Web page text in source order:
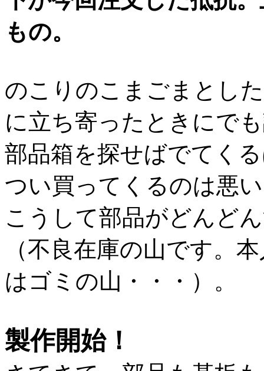
もの。
のこりのこまごまとし
に立ち寄ったときにで
部品箱を探せばでてく
つい買ってくるのは悪
こうして部品がどんど
（不良在庫の山です。
はゴミの山・・・）。
製作開始！